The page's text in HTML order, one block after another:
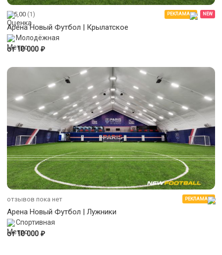
5,00 (1) РЕКЛАМА NEW
Арена Новый Футбол | Крылатское
Молодёжная
от 10 000 ₽
отзывов пока нет РЕКЛАМА
Арена Новый Футбол | Лужники
Спортивная
от 10 000 ₽